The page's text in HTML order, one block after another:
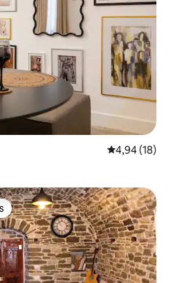
4,94 de uma
4,94 (18)
dos hóspedes